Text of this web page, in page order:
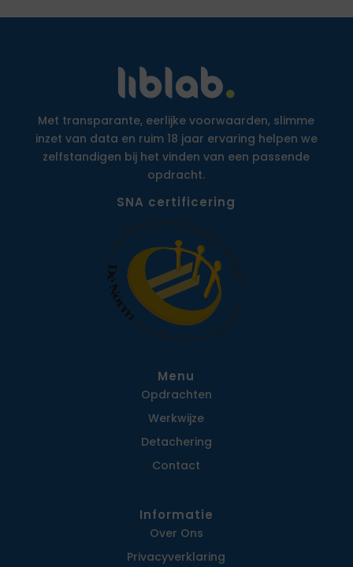
Met transparante, eerlijke voorwaarden, slimme
inzet van data en ruim 18 jaar ervaring helpen we
zelfstandigen bij het vinden van een passende
opdracht.
SNA certificering
Menu
Opdrachten
Werkwijze
Detachering
Contact
Informatie
Over Ons
Privacy­verklaring